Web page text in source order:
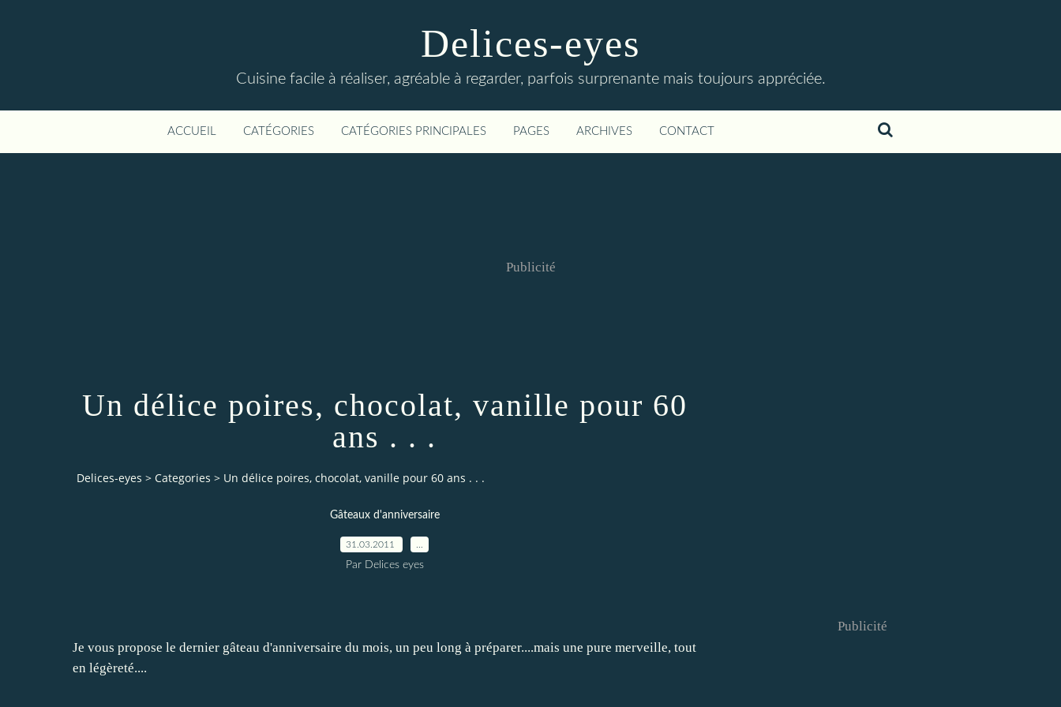
Delices-eyes
Cuisine facile à réaliser, agréable à regarder, parfois surprenante mais toujours appréciée.
ACCUEIL CATÉGORIES CATÉGORIES PRINCIPALES PAGES ARCHIVES CONTACT
Publicité
Un délice poires, chocolat, vanille pour 60
ans . . .
Delices-eyes > Categories > Un délice poires, chocolat, vanille pour 60 ans . . .
Gâteaux d'anniversaire
31.03.2011
Par Delices eyes
Je vous propose le dernier gâteau d'anniversaire du mois, un peu long à préparer....mais une pure merveille, tout
en légèreté....
Publicité